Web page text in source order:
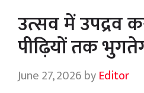
उत्सव में उपद्रव
पीढ़ियों तक
June 27, 2026byEditor